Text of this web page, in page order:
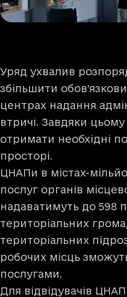
Уряд ухвалив
збільшити
центрах надання
втричі. Завдяки
отримати необхідні
просторі.
ЦНАПи в містах-
послуг органів
надаватимуть до 598
територіальних
територіальних
робочих місць
послугами.
Для відвідувачів